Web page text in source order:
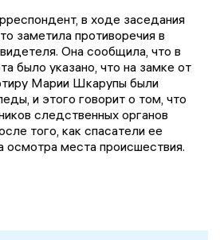
в ходе заседания
заметила противоречия в
Она сообщила, что в
было указано, что на замке от
Марии Шкарупы были
и этого говорит о том, что
следственных органов
того, как спасатели ее
осмотра места происшествия.